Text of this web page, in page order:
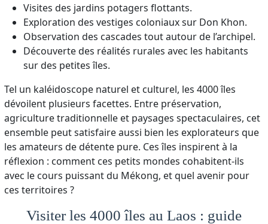
Visites des jardins potagers flottants.
Exploration des vestiges coloniaux sur Don Khon.
Observation des cascades tout autour de l’archipel.
Découverte des réalités rurales avec les habitants
sur des petites îles.
Tel un kaléidoscope naturel et culturel, les 4000 îles
dévoilent plusieurs facettes. Entre préservation,
agriculture traditionnelle et paysages spectaculaires, cet
ensemble peut satisfaire aussi bien les explorateurs que
les amateurs de détente pure. Ces îles inspirent à la
réflexion : comment ces petits mondes cohabitent-ils
avec le cours puissant du Mékong, et quel avenir pour
ces territoires ?
Visiter les 4000 îles au Laos : guide